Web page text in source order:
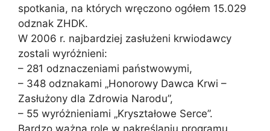
spotkania, na których wręczono ogółem 15.029
odznak ZHDK.
W 2006 r. najbardziej zasłużeni krwiodawcy
zostali wyróżnieni:
– 281 odznaczeniami państwowymi,
– 348 odznakami „Honorowy Dawca Krwi –
Zasłużony dla Zdrowia Narodu”,
– 55 wyróżnieniami „Kryształowe Serce”.
Bardzo ważną rolę w nakreślaniu programu